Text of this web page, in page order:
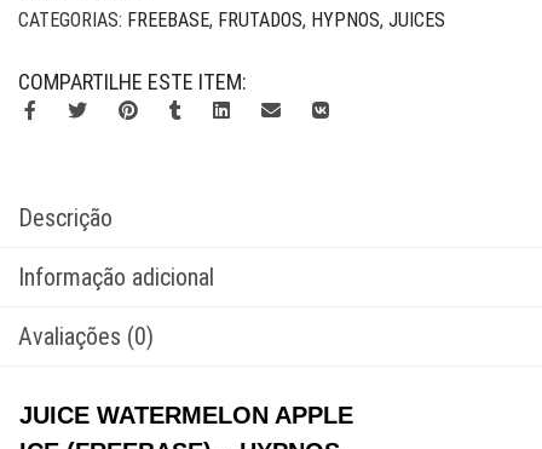
CATEGORIAS: FREEBASE, FRUTADOS, HYPNOS, JUICES
COMPARTILHE ESTE ITEM:
Descrição
Informação adicional
Avaliações (0)
JUICE WATERMELON APPLE